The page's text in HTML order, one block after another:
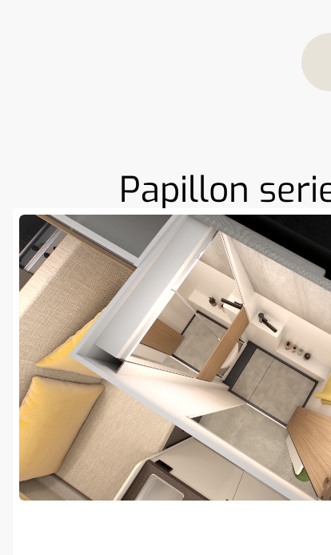
Papillon